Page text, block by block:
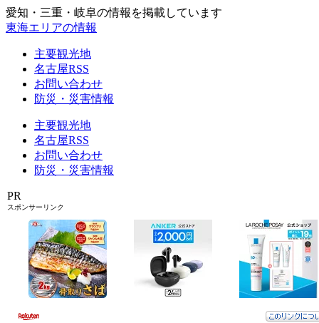
愛知・三重・岐阜の情報を掲載しています
東海エリアの情報
主要観光地
名古屋RSS
お問い合わせ
防災・災害情報
主要観光地
名古屋RSS
お問い合わせ
防災・災害情報
PR
スポンサーリンク